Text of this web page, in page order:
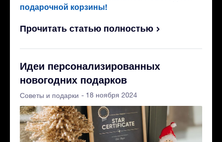
подарочной корзины!
Прочитать статью полностью
Идеи персонализированных
новогодних подарков
Советы и подарки - 18 ноября 2024